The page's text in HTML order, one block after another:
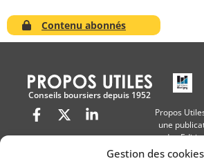
Gestion des cookies
Contenu abonnés
Conseils boursiers depuis 1952
Propos
une
des
Marigny